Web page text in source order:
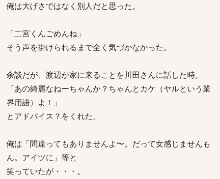
俺は大げさではなく別人だと思った。
「二宮くんごめんね」
そう声を掛けられるまで全く気づかなかった。
余談だが、渡辺が家に来ることを川田さんに話した時。
「あの綺麗なねーちゃんか？ちゃんとカケ（ヤルという業
界用語）よ！」
とアドバイス？をくれた。
俺は「間違ってもありませんよ〜。だって女感じませんも
ん。アイツに」等と
笑っていたが・・・。